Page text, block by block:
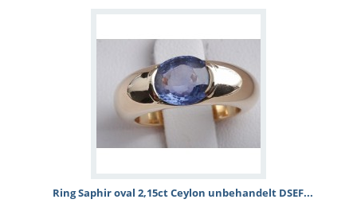
Ring Saphir oval 2,15ct Ceylon unbehandelt DSEF...